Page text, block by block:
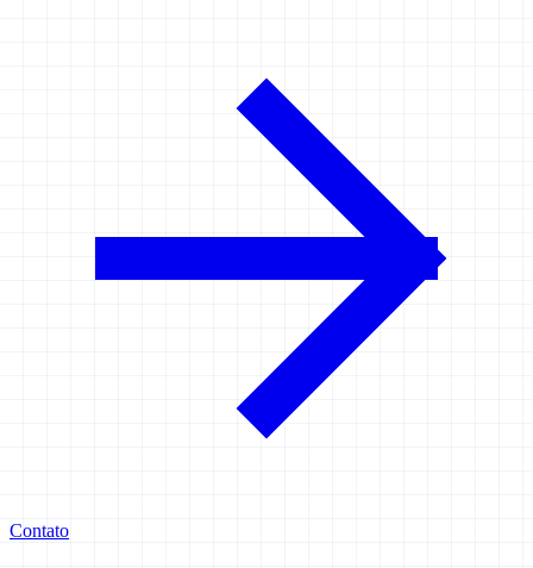
Contato